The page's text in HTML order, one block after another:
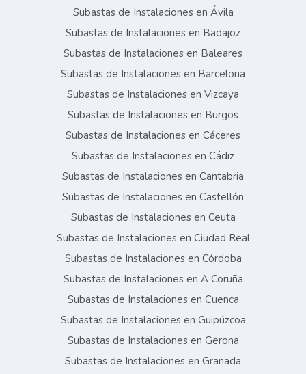
Subastas de Instalaciones en Ávila
Subastas de Instalaciones en Badajoz
Subastas de Instalaciones en Baleares
Subastas de Instalaciones en Barcelona
Subastas de Instalaciones en Vizcaya
Subastas de Instalaciones en Burgos
Subastas de Instalaciones en Cáceres
Subastas de Instalaciones en Cádiz
Subastas de Instalaciones en Cantabria
Subastas de Instalaciones en Castellón
Subastas de Instalaciones en Ceuta
Subastas de Instalaciones en Ciudad Real
Subastas de Instalaciones en Córdoba
Subastas de Instalaciones en A Coruña
Subastas de Instalaciones en Cuenca
Subastas de Instalaciones en Guipúzcoa
Subastas de Instalaciones en Gerona
Subastas de Instalaciones en Granada